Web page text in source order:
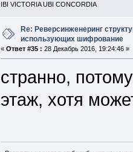
IBI VICTORIA UBI CONCORDIA
Re: Реверсинженеринг
использующих шифрование
«Ответ #35 : 28 Декабрь 2016, 19:24:46 »
странно,
этаж, хотя